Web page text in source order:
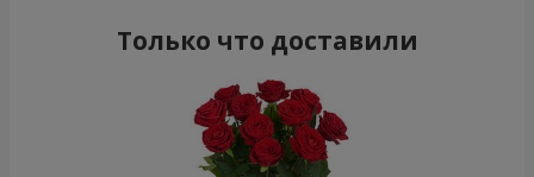
Только что доставили